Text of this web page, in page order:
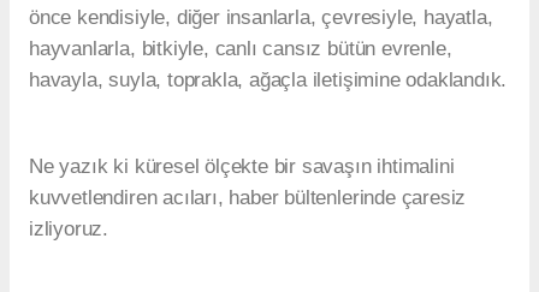
önce kendisiyle, diğer insanlarla, çevresiyle, hayatla,
hayvanlarla, bitkiyle, canlı cansız bütün evrenle,
havayla, suyla, toprakla, ağaçla iletişimine odaklandık.
Ne yazık ki küresel ölçekte bir savaşın ihtimalini
kuvvetlendiren acıları, haber bültenlerinde çaresiz
izliyoruz.